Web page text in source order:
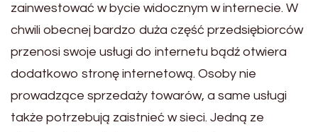
zainwestować w bycie widocznym w internecie. W
chwili obecnej bardzo duża część przedsiębiorców
przenosi swoje usługi do internetu bądź otwiera
dodatkowo stronę internetową. Osoby nie
prowadzące sprzedaży towarów, a same usługi
także potrzebują zaistnieć w sieci. Jedną ze